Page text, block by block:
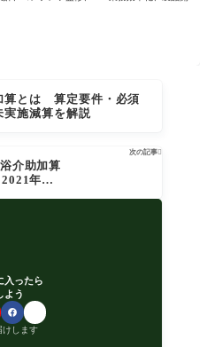
算とは 算定要件・必須
実施減算を解説
次の記事
介助加算
年7月
入ったら
よう
けします